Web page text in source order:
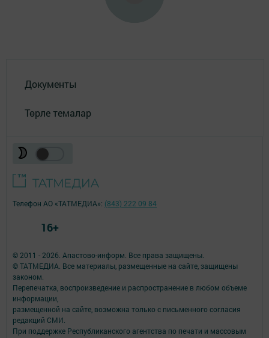
Документы
Төрле темалар
© 2011 - 2026. Апастово-информ. Все права защищены.
© ТАТМЕДИА. Все материалы, размещенные на сайте, защищены
законом.
Перепечатка, воспроизведение и распространение в любом объеме
информации,
размещенной на сайте, возможна только с письменного согласия
редакций СМИ.
При поддержке Республиканского агентства по печати и массовым
Телефон АО «ТАТМЕДИА»: (843) 222 09 84
16+